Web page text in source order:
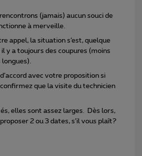
(jamais) aucun souci de
à merveille.
appel, la situation s’est, quelque
y a toujours des coupures (moins
avec votre proposition si
que la visite du technicien
elles sont assez larges. Dès lors,
2 ou 3 dates, s’il vous plaît?